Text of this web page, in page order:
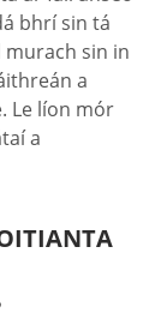
bhrí sin tá
murach sin in
a
Le líon mór
a